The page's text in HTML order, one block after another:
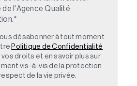
de l'Agence Qualité
*
désabonner à tout moment
Politique de Confidentialité
droits et en savoir plus sur
vis-à-vis de la protection
de la vie privée.